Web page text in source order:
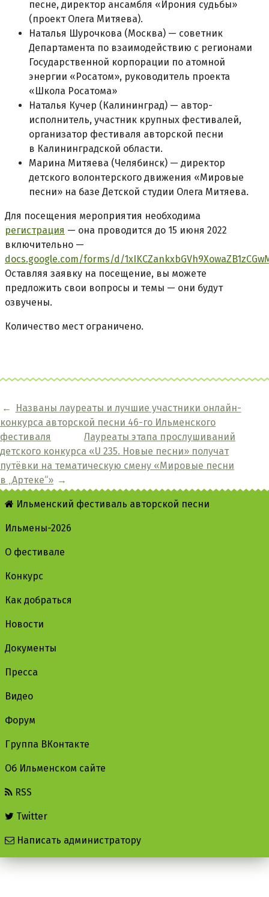
песне, директор ансамбля «Ирония судьбы»
(проект Олега Митяева).
Наталья Шурочкова (Москва) — советник
Департамента по взаимодействию с регионами
Государственной корпорации по атомной
энергии «Росатом», руководитель проекта
«Школа Росатома»
Наталья Кучер (Калининград) — автор-
исполнитель, участник крупных фестивалей,
организатор фестиваля авторской песни
в Калининградской области.
Марина Митяева (Челябинск) — директор
детского волонтерского движения «Мировые
песни» на базе Детской студии Олега Митяева.
Для посещения мероприятия необходима
регистрация — она проводится до 15 июня 2022
включительно —
docs.google.com/forms/d/
Оставляя заявку на посещение, вы можете
предложить свои вопросы и темы — они будут
озвучены.
Количество мест ограничено.
←
Названы лауреаты и лучшие участники онлайн-
конкурса авторской песни 46-го Ильменского
фестиваля
Лауреаты этапа прослушиваний
детского конкурса «U 235. Новые песни» получат
путёвки на тематическую смену «Мировые песни
в „Артеке“» →
Ильменский фестиваль авторской песни
Ильмены-2026
О фестивале
Конкурс
Как добраться
Новости
Документы
Пресса
Видео
Форум
Группа ВКонтакте
Об Ильменском сайте
RSS
Twitter
Написать администратору